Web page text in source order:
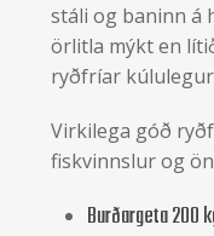
stáli og baninn á
örlitla mýkt en
ryðfríar
Virkilega góð
fiskvinnslur og
Burðargeta 200